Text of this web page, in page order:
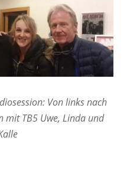
Von links nach
mit TB5 Uwe, Linda und